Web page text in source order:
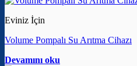
Eviniz İçin
Volume Pompalı Su Arıtma Cihazı
Devamını oku